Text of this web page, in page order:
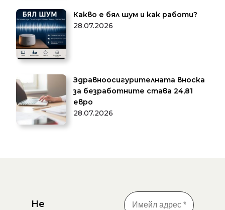
Какво е бял шум и как работи?
28.07.2026
Здравноосигурителната вноска
за безработните става 24,81
евро
28.07.2026
Не